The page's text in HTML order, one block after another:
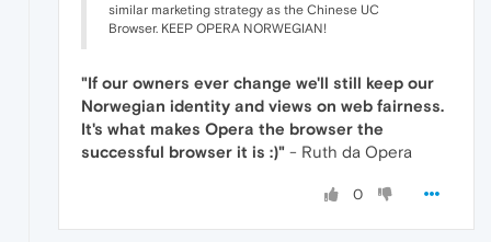
similar marketing strategy as the Chinese UC
Browser. KEEP OPERA NORWEGIAN!
"If our owners ever change we'll still keep our
Norwegian identity and views on web fairness.
It's what makes Opera the browser the
successful browser it is :)" - Ruth da Opera
0